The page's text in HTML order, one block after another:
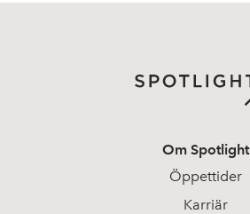
Om Spotlight
Öppettider
Karriär